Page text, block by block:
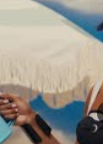
KYLE LOWRY
CLICK TO COMMENT